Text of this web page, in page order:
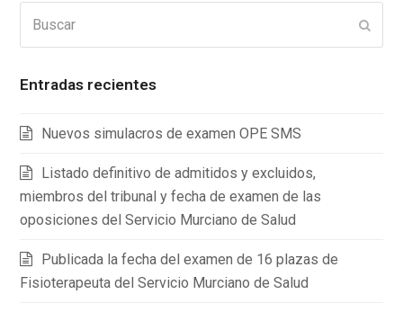
Entradas recientes
Nuevos simulacros de examen OPE SMS
Listado definitivo de admitidos y excluidos,
miembros del tribunal y fecha de examen de las
oposiciones del Servicio Murciano de Salud
Publicada la fecha del examen de 16 plazas de
Fisioterapeuta del Servicio Murciano de Salud